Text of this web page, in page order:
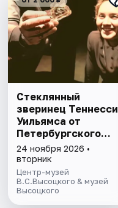
Стеклянный
зверинец Теннесси
Уильямса от
Петербургского
театра Vertumn
24 ноября 2026 •
вторник
Центр-музей
В.С.Высоцкого & музей
Высоцкого